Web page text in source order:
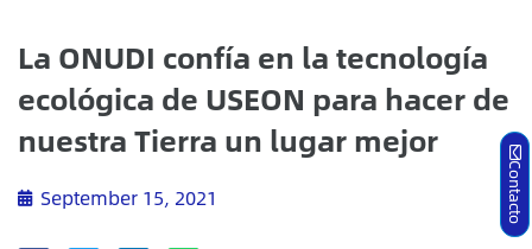
La ONUDI confía en la tecnología
ecológica de USEON para hacer de
nuestra Tierra un lugar mejor
September 15, 2021 Contacto